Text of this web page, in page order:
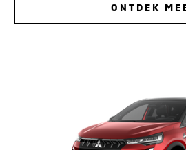
ONTDEK